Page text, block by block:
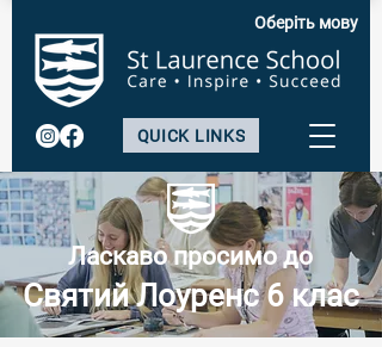
QUICK LINKS
Оберіть мову
Ласкаво просимо до
Святий Лоуренс 6 клас